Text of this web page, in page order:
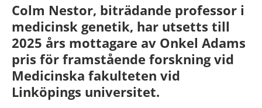
Colm Nestor, biträdande professor i
medicinsk genetik, har utsetts till
2025 års mottagare av Onkel Adams
pris för framstående forskning vid
Medicinska fakulteten vid
Linköpings universitet.